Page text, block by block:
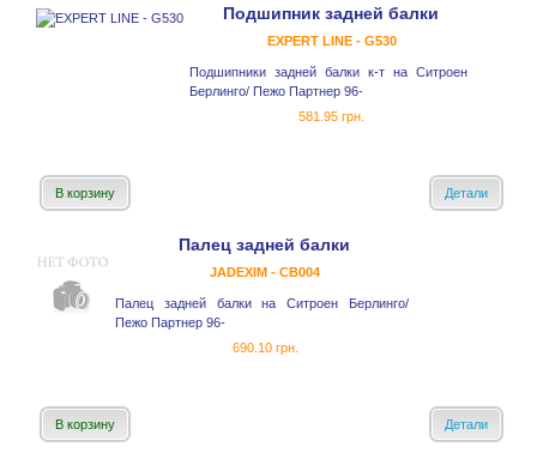
Подшипник задней балки
EXPERT LINE - G530
Подшипники задней балки к-т на Ситроен
Берлинго/ Пежо Партнер 96-
581.95 грн.
В корзину Детали
Палец задней балки
JADEXIM - CB004
Палец задней балки на Ситроен Берлинго/
Пежо Партнер 96-
690.10 грн.
В корзину Детали